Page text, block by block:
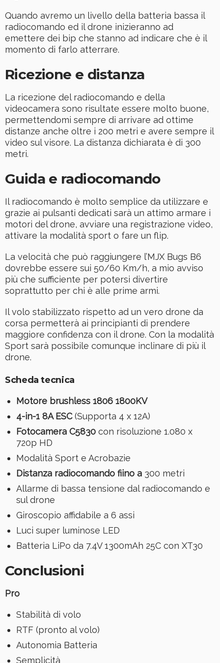
Quando avremo un livello della batteria bassa il
radiocomando ed il drone inizieranno ad
emettere dei bip che stanno ad indicare che è il
momento di farlo atterrare.
Ricezione e distanza
La ricezione del radiocomando e della
videocamera sono risultate essere molto buone,
permettendomi sempre di arrivare ad ottime
distanze anche oltre i 200 metri e avere sempre il
video sul visore. La distanza dichiarata è di 300
metri.
Guida e radiocomando
Il radiocomando è molto semplice da utilizzare e
grazie ai pulsanti dedicati sarà un attimo armare i
motori del drone, avviare una registrazione video,
attivare la modalità sport o fare un flip.
La velocità che può raggiungere l’MJX Bugs B6
dovrebbe essere sui 50/60 Km/h, a mio avviso
più che sufficiente per potersi divertire
soprattutto per chi è alle prime armi.
Il volo stabilizzato rispetto ad un vero drone da
corsa permetterà ai principianti di prendere
maggiore confidenza con il drone. Con la modalità
Sport sarà possibile comunque inclinare di più il
drone.
Scheda tecnica
Motore brushless 1806 1800KV
4-in-1 8A ESC(Supporta 4 x 12A)
Fotocamera C5830con risoluzione 1.080 x
720p HD
Modalità Sport e Acrobazie
Distanza radiocomando fiino a 300 metri
Allarme di bassa tensione dal radiocomando e
sul drone
Giroscopio affidabile a 6 assi
Luci super luminose LED
Batteria LiPo da 7.4V 1300mAh 25C con XT30
Conclusioni
Pro
Stabilità di volo
RTF (pronto al volo)
Autonomia Batteria
Semplicità